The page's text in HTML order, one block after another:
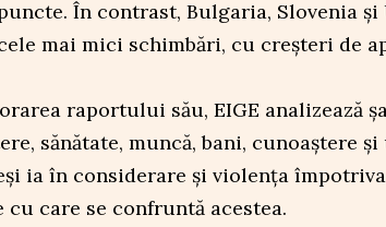
În contrast, Bulgaria, Slovenia și
mai mici schimbări, cu creșteri de
raportului său, EIGE analizează
sănătate, muncă, bani, cunoaștere
ia în considerare și violența
care se confruntă acestea.